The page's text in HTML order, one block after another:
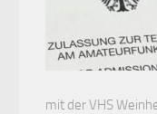
mit der VHS